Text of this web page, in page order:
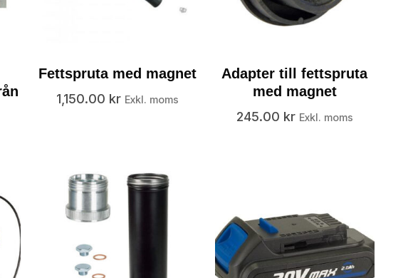
Fettspruta med magnet
1,150.00 kr Exkl. moms
Adapter till fettspruta
med magnet
245.00 kr Exkl. moms